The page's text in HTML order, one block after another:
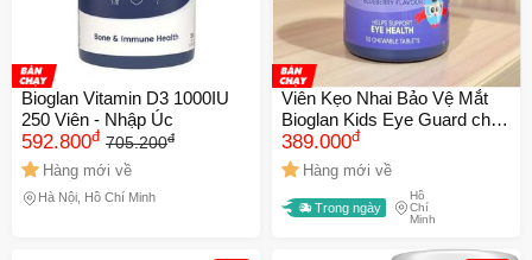
Bioglan Vitamin D3 1000IU
250 Viên - Nhập Úc
592.800đ 705.200đ
Hàng mới về
Hà Nội, Hồ Chí Minh
Viên Kẹo Nhai Bảo Vệ Mắt
Bioglan Kids Eye Guard cho
Trẻ Từ 4 Tuổi - 50 Viên
Lutein, Vitamin E, Dễ Ăn Vị
Việt Quất
389.000đ
Hàng mới về
Trong ngày
Hồ
Chí
Minh